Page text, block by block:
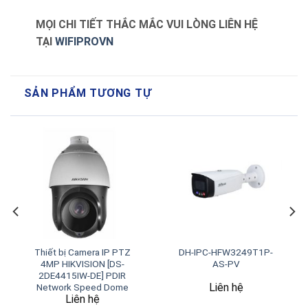
MỌI CHI TIẾT THẮC MẮC VUI LÒNG LIÊN HỆ
TẠI WIFIPROVN
SẢN PHẨM TƯƠNG TỰ
Thiết bị Camera IP PTZ
4MP HIKVISION [DS-
2DE4415IW-DE] PDIR
Network Speed Dome
Liên hệ
DH-IPC-HFW3249T1P-
AS-PV
Liên hệ